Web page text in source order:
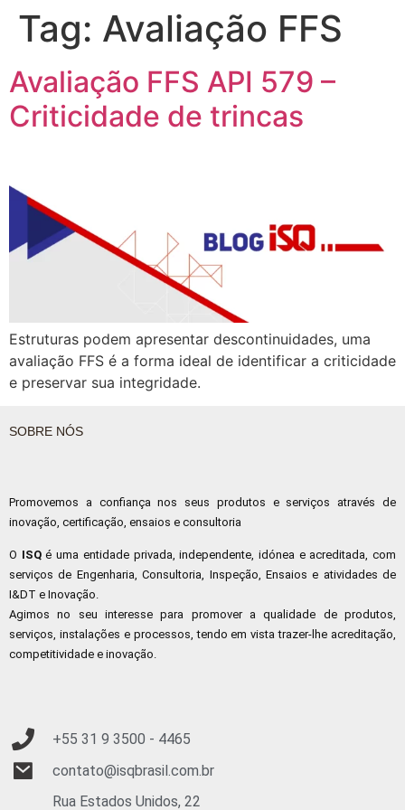
Tag: Avaliação FFS
Avaliação FFS API 579 –
Criticidade de trincas
Estruturas podem apresentar descontinuidades, uma
avaliação FFS é a forma ideal de identificar a criticidade
e preservar sua integridade.
SOBRE NÓS
Promovemos a confiança nos seus produtos e serviços através de
inovação, certificação, ensaios e consultoria
O ISQé uma entidade privada, independente, idónea e acreditada, com
serviços de Engenharia, Consultoria, Inspeção, Ensaios e atividades de
I&DT e Inovação.
Agimos no seu interesse para promover a qualidade de produtos,
serviços, instalações e processos, tendo em vista trazer-lhe acreditação,
competitividade e inovação.
+55 31 93500 - 4465
contato@isqbrasil.com.br
Rua Estados Unidos, 22